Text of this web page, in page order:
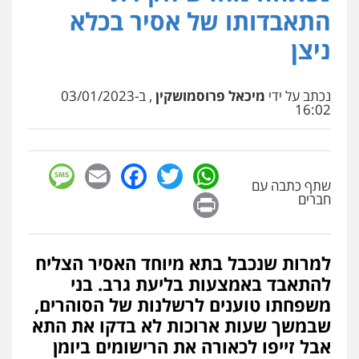
אסירים
0505216700
פלילי צבאי מעצרים וחקירות
עו"ד אייל בסרגליק
כלכלי צווארון לבן עורכי דין לענייני
אסירים אזרחי
0528488515
עו"ד זוהר ארבל
פשיעה חמורה מעצרים וחקירות
קטינים
0538788878
עו"ד אסף דוק
התאבדותו של אסיר בכלא
ניצן
נכתב על ידי מיכאל פרוסמושקין , ב-03/01/2023
16:02
שתף כתבה עם
חברים
WhatsApp
Twitter
Facebook
Email
למרות שנכבל בתא מיוחד האסיר הצליח
להתאבד באמצעות בליעת גרב. בני
משפחתו טוענים לרשלנות של הסוהרים,
שבמשך שעות ארוכות לא בדקו את התא
אבל זייפו לכאורה את הרישומים ביומן